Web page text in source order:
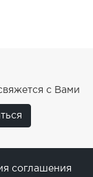
с Вами
соглашения